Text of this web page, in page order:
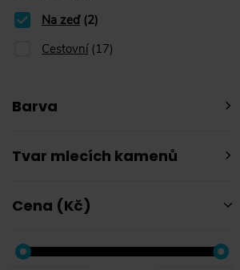
Na zeďNa zeď
(2)
Cestovní(17)
Barva
Tvar mlecích kamenů
Cena (Kč)